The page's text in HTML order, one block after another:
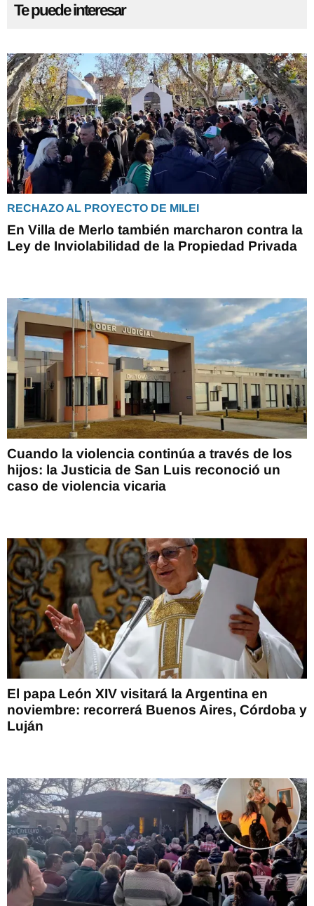
Te puede interesar
RECHAZO AL PROYECTO DE MILEI
En Villa de Merlo también marcharon contra la
Ley de Inviolabilidad de la Propiedad Privada
Cuando la violencia continúa a través de los
hijos: la Justicia de San Luis reconoció un
caso de violencia vicaria
El papa León XIV visitará la Argentina en
noviembre: recorrerá Buenos Aires, Córdoba y
Luján